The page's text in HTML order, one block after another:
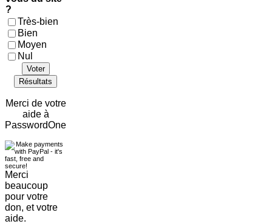
?
Très-bien
Bien
Moyen
Nul
Voter
Résultats
Merci de votre
aide à
PasswordOne
Merci
beaucoup
pour votre
don, et votre
aide.